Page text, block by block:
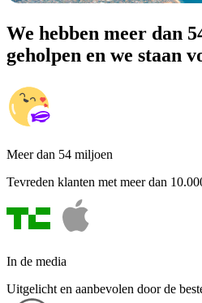
We hebben meer dan
geholpen en we staan
Meer dan 54 miljoen
Tevreden klanten met meer dan
In de media
Uitgelicht en aanbevolen door de